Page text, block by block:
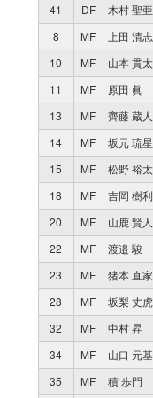
41 DF 木村 聖亜
8
MF 上田 清
10
MF 山本 貫太
11
MF 原田 眞
13
MF 齊藤 蔵人
14
MF 坂元 琉星
15
MF 松野 裕太
18
MF 吉岡 樹
20
MF 山鹿 賢人
22
MF 渡邉 駿
23
MF 猪本 直家
28
MF 坂梨 丈虎
32
MF 中村 昇
34
MF 山口 元基
35
MF 積 歩門